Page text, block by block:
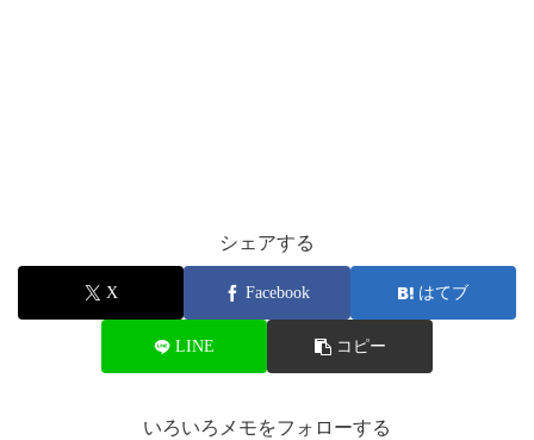
シェアする
X Facebook はてブ
LINE コピー
いろいろメモをフォローする